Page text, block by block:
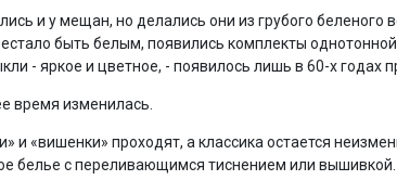
и у мещан, но делались они из грубого беленого
быть белым, появились комплекты
- яркое и цветное, - появилось лишь в 60-х годах
время изменилась.
и «вишенки» проходят, а классика остается
белье с переливающимся тиснением или вышивкой.